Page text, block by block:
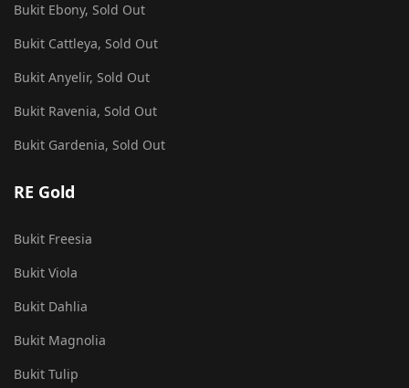
Bukit Ebony, Sold Out
Bukit Cattleya, Sold Out
Bukit Anyelir, Sold Out
Bukit Ravenia, Sold Out
Bukit Gardenia, Sold Out
RE Gold
Bukit Freesia
Bukit Viola
Bukit Dahlia
Bukit Magnolia
Bukit Tulip